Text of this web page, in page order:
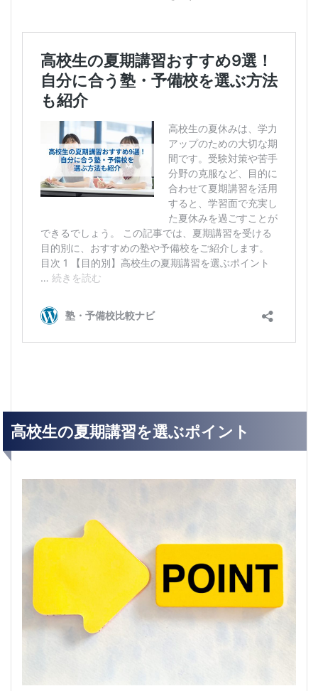
高校生の夏期講習を選ぶポイント